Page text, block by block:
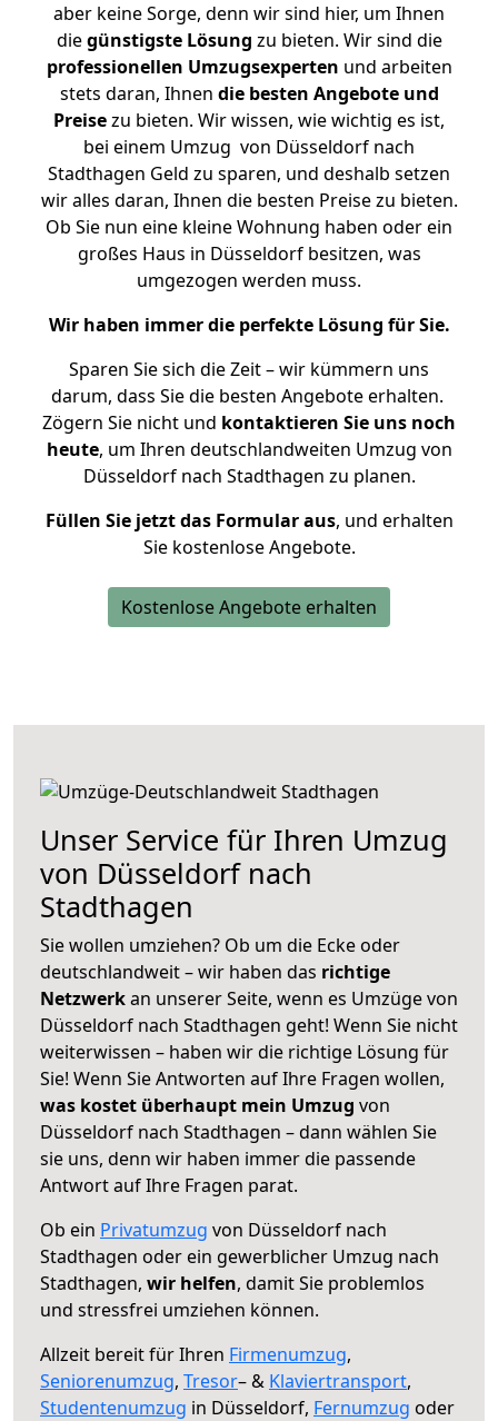
aber keine Sorge, denn wir sind hier, um Ihnen
diegünstigste Lösung zu bieten. Wir sind die
professionellen Umzugsexperten und arbeiten
stets daran, Ihnen die besten Angebote und
Preisezu bieten. Wir wissen, wie wichtig es ist,
bei einem Umzug von Düsseldorf nach
Stadthagen Geld zu sparen, und deshalb setzen
wir alles daran, Ihnen die besten Preise zu bieten.
Ob Sie nun eine kleine Wohnung haben oder ein
großes Haus in Düsseldorf besitzen, was
umgezogen werden muss.
Wir haben immer die perfekte Lösung für Sie.
Sparen Sie sich die Zeit – wir kümmern uns
darum, dass Sie die besten Angebote erhalten.
Zögern Sie nicht und kontaktieren Sie uns noch
heute, um Ihren deutschlandweiten Umzug von
Düsseldorf nach Stadthagen zu planen.
Füllen Sie jetzt das Formular aus, und erhalten
Sie kostenlose Angebote.
Kostenlose Angebote erhalten
Unser Service für Ihren Umzug
von Düsseldorf nach
Stadthagen
Sie wollen umziehen? Ob um die Ecke oder
deutschlandweit – wir haben das richtige
Netzwerkan unserer Seite, wenn es Umzüge von
Düsseldorf nach Stadthagen geht! Wenn Sie nicht
weiterwissen – haben wir die richtige Lösung für
Sie! Wenn Sie Antworten auf Ihre Fragen wollen,
was kostet überhaupt mein Umzug von
Düsseldorf nach Stadthagen – dann wählen Sie
sie uns, denn wir haben immer die passende
Antwort auf Ihre Fragen parat.
Ob ein Privatumzug von Düsseldorf nach
Stadthagen oder ein gewerblicher Umzug nach
Stadthagen, wir helfen, damit Sie problemlos
und stressfrei umziehen können.
Allzeit bereit für Ihren Firmenumzug,
Seniorenumzug, Tresor– & Klaviertransport,
Studentenumzug in Düsseldorf, Fernumzug oder